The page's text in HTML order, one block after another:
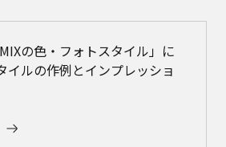
の色・フォトスタイル」に
イルの作例とインプレッショ